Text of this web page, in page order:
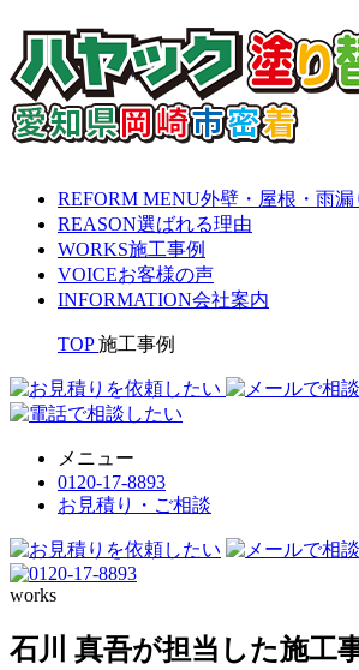
REFORM MENU外壁・屋根・雨漏
REASON選ばれる理由
WORKS施工事例
VOICEお客様の声
INFORMATION会社案内
TOP 施工事例
メニュー
0120-17-8893
お見積り・ご相談
works
石川 真吾が担当した施工